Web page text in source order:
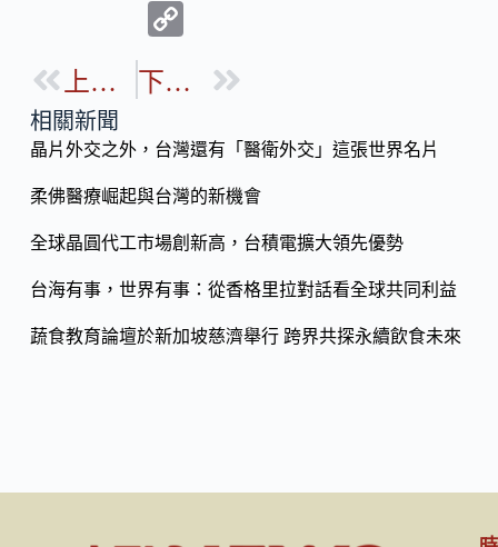
b
o
k
p
Li
n
k
上一篇 下一篇
相關新聞
晶片外交之外，台灣還有「醫衛外交」這張世界名片
柔佛醫療崛起與台灣的新機會
全球晶圓代工市場創新高，台積電擴大領先優勢
台海有事，世界有事：從香格里拉對話看全球共同利益
蔬食教育論壇於新加坡慈濟舉行 跨界共探永續飲食未來